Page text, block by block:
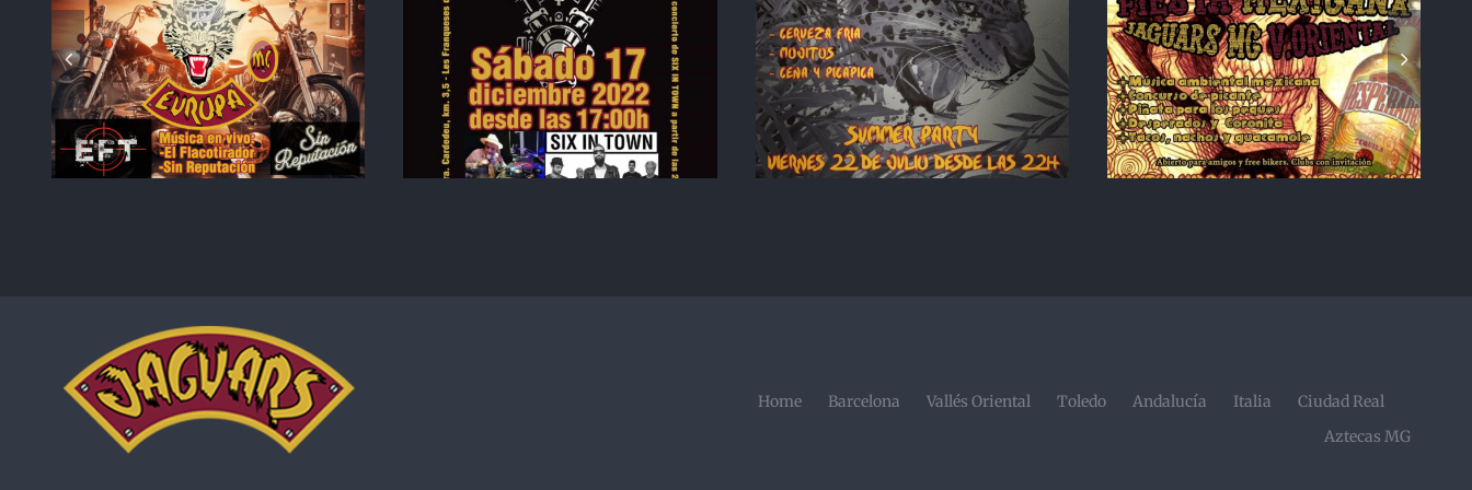
38 Aniversario Jaguars
MC Europa – 17
Diciembre 2022
Summer Party Jaguars
MC Barcelona – 22
Julio 2022
Fiesta Mexicana
Jaguars MC Vallés
Oriental – 16 Julio
2022
XIX Aniversario
Jaguars MC Barcelona
– 14 Mayo 2022
Home Barcelona Vallés Oriental Toledo Andalucía Italia
Ciudad Real
Aztecas MG